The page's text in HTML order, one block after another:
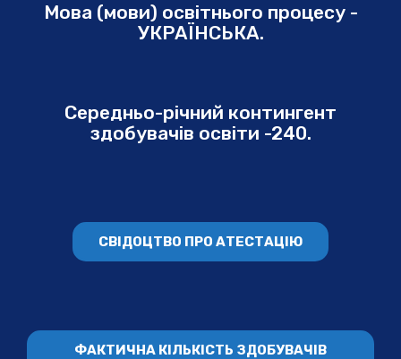
Мова (мови) освітнього процесу -
УКРАЇНСЬКА.
Середньо-річний контингент
здобувачів освіти -240.
СВІДОЦТВО ПРО АТЕСТАЦІЮ
ФАКТИЧНА КІЛЬКІСТЬ ЗДОБУВАЧІВ